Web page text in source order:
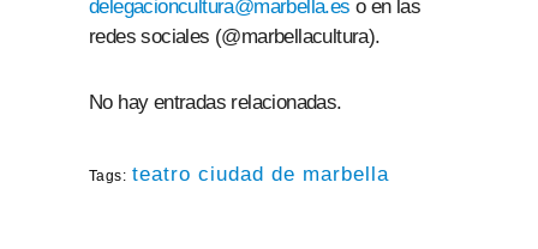
delegacioncultura@marbella.es o en las
redes sociales (@marbellacultura).
No hay entradas relacionadas.
Tags: teatro ciudad de marbella